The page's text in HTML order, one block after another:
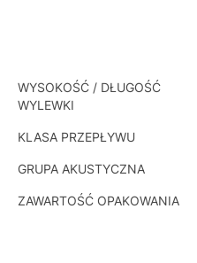
WYSOKOŚĆ / DŁUGOŚĆ
WYLEWKI
KLASA PRZEPŁYWU
GRUPA AKUSTYCZNA
ZAWARTOŚĆ OPAKOWANIA